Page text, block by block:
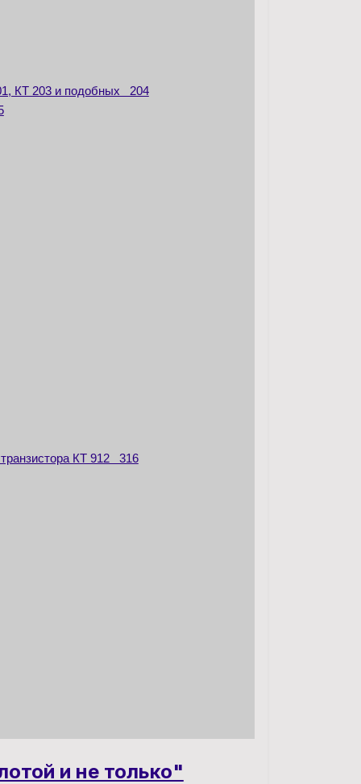
КТ 203 и подобных 204
КТ 912 316
и не только"